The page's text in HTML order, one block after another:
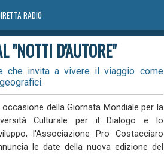
RADIO
"NOTTI D'AUTORE"
che invita a vivere il viaggio come
occasione della Giornata Mondiale per la
Culturale per il Dialogo e lo
l'Associazione Pro Costacciaro
le date della nuova edizione del